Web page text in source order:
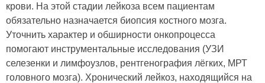
крови. На этой стадии лейкоза всем пациентам
обязательно назначается биопсия костного мозга.
Уточнить характер и обширности онкопроцесса
помогают инструментальные исследования (УЗИ
селезенки и лимфоузлов, рентгенография лёгких, МРТ
головного мозга). Хронический лейкоз, находящийся на